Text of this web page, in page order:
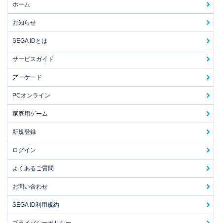
ホーム
お知らせ
SEGA IDとは
サービスガイド
アーケード
PCオンライン
家庭用ゲーム
新規登録
ログイン
よくあるご質問
お問い合わせ
SEGA ID利用規約